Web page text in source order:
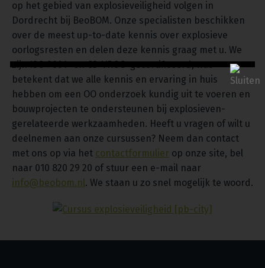
op het gebied van explosieveiligheid volgen in
Dordrecht bij BeoBOM. Onze specialisten beschikken
over de meest up-to-date kennis over explosieve
oorlogsresten en delen deze kennis graag met u. We
zijn ISO 9001- en CS-VROO-gecertificeerd, wat
betekent dat we alle kennis en ervaring in huis
hebben om een OO onderzoek kundig uit te voeren en
bouwprojecten te ondersteunen bij explosieven-
gerelateerde werkzaamheden. Heeft u vragen of wilt u
deelnemen aan onze cursussen? Neem dan contact
met ons op via het contactformulier op onze site, bel
naar 010 820 29 20 of stuur een e-mail naar
info@beobom.nl. We staan u zo snel mogelijk te woord.